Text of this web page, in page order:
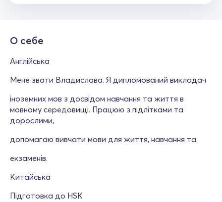
О себе
Англійська
Мене звати Владислава. Я дипломований викладач
іноземних мов з досвідом навчання та життя в
мовному середовищі. Працюю з підлітками та
дорослими,
допомагаю вивчати мови для життя, навчання та
екзаменів.
Китайська
Підготовка до HSK